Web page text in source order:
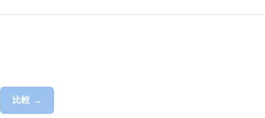
20℃前後で、果樹園の花や紅葉が街を彩る。特筆す
くこともある。夏の猛暑は厳しいが、低湿度ゆえ
比較 →